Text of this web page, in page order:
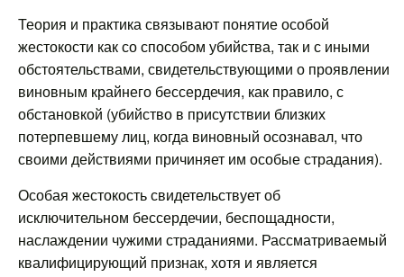
Теория и практика связывают понятие особой
жестокости как со способом убийства, так и с иными
обстоятельствами, свидетельствующими о проявлении
виновным крайнего бессердечия, как правило, с
обстановкой (убийство в присутствии близких
потерпевшему лиц, когда виновный осознавал, что
своими действиями причиняет им особые страдания).
Особая жестокость свидетельствует об
исключительном бессердечии, беспощадности,
наслаждении чужими страданиями. Рассматриваемый
квалифицирующий признак, хотя и является